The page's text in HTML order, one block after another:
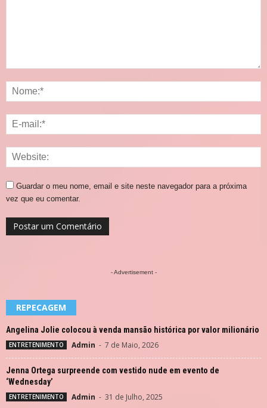
Guardar o meu nome, email e site neste navegador para a próxima
vez que eu comentar.
- Advertisement -
REPECAGEM
Angelina Jolie colocou à venda mansão histórica por valor milionário
ENTRETENIMENTO Admin - 7 de Maio, 2026
Jenna Ortega surpreende com vestido nude em evento de
‘Wednesday’
ENTRETENIMENTO Admin - 31 de Julho, 2025